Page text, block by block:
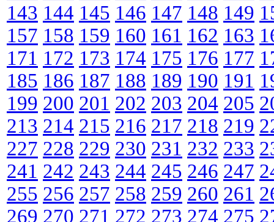
143 144 145 146 147 148 149
157 158 159 160 161 162 163
171 172 173 174 175 176 177
185 186 187 188 189 190 191
199 200 201 202 203 204 205
213 214 215 216 217 218 219
227 228 229 230 231 232 233
241 242 243 244 245 246 247
255 256 257 258 259 260 261
269 270 271 272 273 274 275